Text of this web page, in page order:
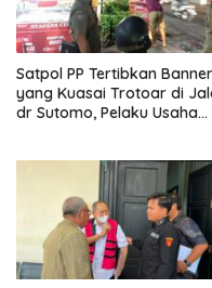
Satpol PP Tertibkan Banner
yang Kuasai Trotoar di
dr Sutomo, Pelaku Usaha